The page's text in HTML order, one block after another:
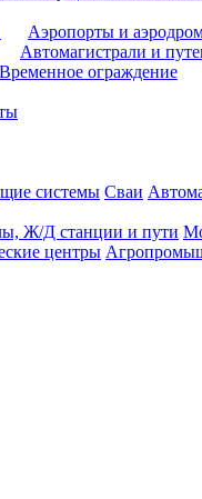
Аэропорты и
Автомагистрали и
Временное ограждение
системы Cваи
Ж/Д станции и пути
центры